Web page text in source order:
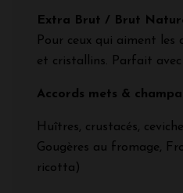
Extra Brut / Brut
Pour ceux qui aiment les
et cristallins. Parfait avec
Accords mets &
Huîtres, crustacés,
Gougères au fromage,
ricotta)